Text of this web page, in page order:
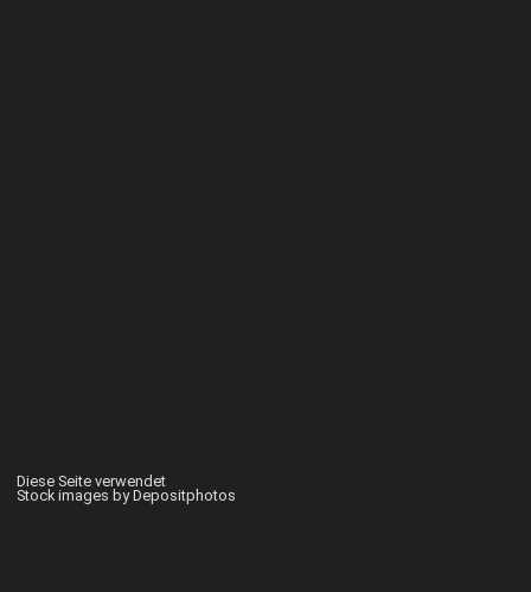
Diese Seite verwendet
Stock images by Depositphotos